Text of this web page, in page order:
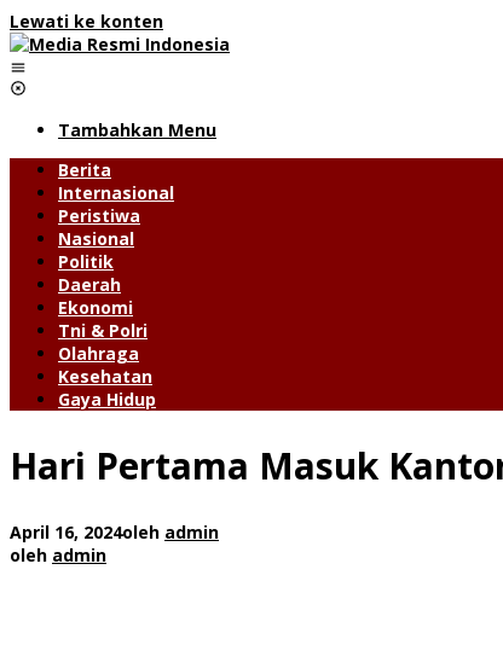
Lewati ke konten
Tambahkan Menu
Berita
Internasional
Peristiwa
Nasional
Politik
Daerah
Ekonomi
Tni & Polri
Olahraga
Kesehatan
Gaya Hidup
Hari Pertama Masuk
April 16, 2024oleh admin
oleh admin